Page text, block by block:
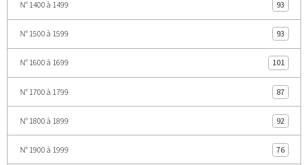
N° 1400 à 1499 93
N° 1500 à 1599 93
N° 1600 à 1699 101
N° 1700 à 1799 87
N° 1800 à 1899 92
N° 1900 à 1999 76